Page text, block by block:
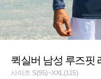
퀵실버 남성 루즈핏
사이즈 S(95)~XXL(115)